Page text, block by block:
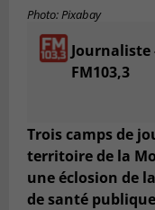
Photo: Pixabay
Journaliste
FM103,3
Trois camps de
territoire de la
une éclosion de
de santé